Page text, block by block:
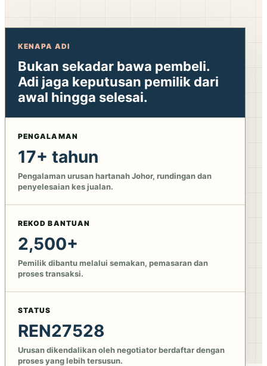
KENAPA ADI
Bukan sekadar bawa pembeli.
Adi jaga keputusan pemilik dari
awal hingga selesai.
PENGALAMAN
17+ tahun
Pengalaman urusan hartanah Johor, rundingan dan
penyelesaian kes jualan.
REKOD BANTUAN
2,500+
Pemilik dibantu melalui semakan, pemasaran dan
proses transaksi.
STATUS
REN27528
Urusan dikendalikan oleh negotiator berdaftar dengan
proses yang lebih tersusun.